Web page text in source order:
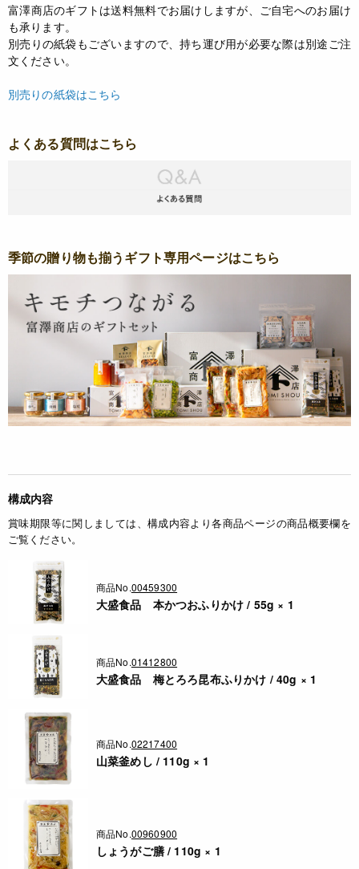
富澤商店のギフトは送料無料でお届けしますが、ご自宅へのお届け
も承ります。
別売りの紙袋もございますので、持ち運び用が必要な際は別途ご注
文ください。
別売りの紙袋はこちら
よくある質問はこちら
季節の贈り物も揃うギフト専用ページはこちら
構成内容
賞味期限等に関しましては、構成内容より各商品ページの商品概要欄を
ご覧ください。
商品No.00459300
大盛食品 本かつおふりかけ / 55g × 1
商品No.01412800
大盛食品 梅とろろ昆布ふりかけ / 40g × 1
商品No.02217400
山菜釜めし / 110g × 1
商品No.00960900
しょうがご膳 / 110g × 1